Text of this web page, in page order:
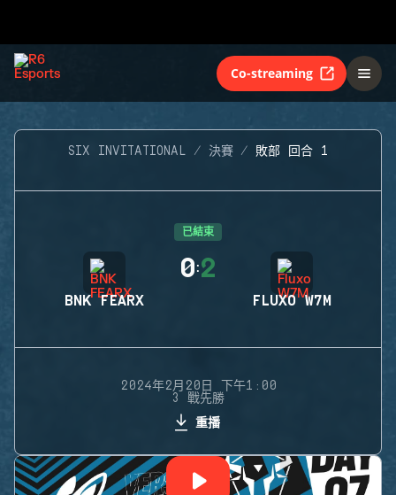
Co-streaming
SIX INVITATIONAL 決賽 敗部 回合 1
已結束
BNK FEARX
0:2
FLUXO W7M
2024年2月20日 下午1:00
3 戰先勝
重播